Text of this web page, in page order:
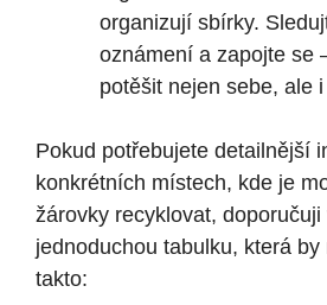
organizují sbírky.
oznámení a zapojte se
potěšit nejen sebe, ale
Pokud potřebujete detailnější
konkrétních místech, kde je
žárovky recyklovat, doporučuji
jednoduchou tabulku, která
takto: